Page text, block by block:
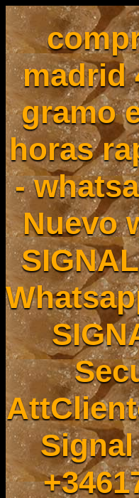
madrid
gramo
horas
-
Nuevo